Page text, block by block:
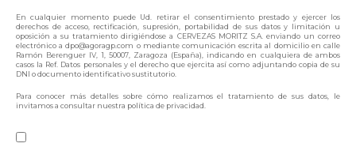
En cualquier momento puede Ud. retirar el consentimiento prestado y ejercer los
derechos de acceso, rectificación, supresión, portabilidad de sus datos y limitación u
oposición a su tratamiento dirigiéndose a CERVEZAS MORITZ S.A. enviando un correo
electrónico adpo@agoragp.com o mediante comunicación escrita al domicilio en calle
Ramón Berenguer IV, 1, 50007, Zaragoza (España), indicando en cualquiera de ambos
casos la Ref. Datos personales y el derecho que ejercita así como adjuntando copia de su
DNI o documento identificativo sustitutorio.
Para conocer más detalles sobre cómo realizamos el tratamiento de sus datos, le
invitamos a consultar nuestra política de privacidad.